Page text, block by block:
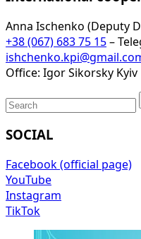
Anna Ischenko (Deputy
+38 (067) 683 75 15–
Office: Igor Sikorsky
SOCIAL
Facebook (official page)
YouTube
Instagram
TikTok